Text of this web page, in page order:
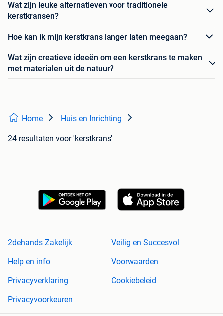
Wat zijn leuke alternatieven voor traditionele
kerstkransen?
Hoe kan ik mijn kerstkrans langer laten meegaan?
Wat zijn creatieve ideeën om een kerstkrans te maken
met materialen uit de natuur?
Home Huis en Inrichting
24 resultaten voor 'kerstkrans'
2dehands Zakelijk
Veilig en Succesvol
Help en info
Voorwaarden
Privacyverklaring
Cookiebeleid
Privacyvoorkeuren